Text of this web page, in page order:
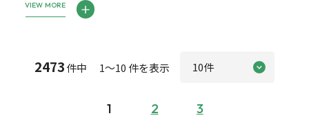
VIEW MORE
2473件中 1～10 件を表示
1 2 3